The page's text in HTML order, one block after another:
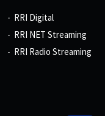
RRI Digital
RRI NET Streaming
RRI Radio Streaming